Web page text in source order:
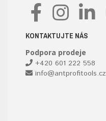
KONTAKTUJTE NÁS
Podpora prodeje
+420 601 222 558
info@antprofitools.cz